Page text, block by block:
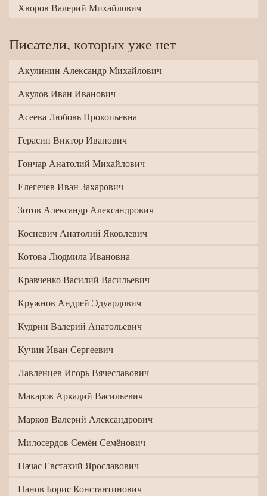
Хворов Валерий Михайлович
Писатели, которых уже нет
Акулинин Александр Михайлович
Акулов Иван Иванович
Асеева Любовь Прокопьевна
Герасин Виктор Иванович
Гончар Анатолий Михайлович
Елегечев Иван Захарович
Зотов Александр Александрович
Косневич Анатолий Яковлевич
Котова Людмила Ивановна
Кравченко Василий Васильевич
Кружнов Андрей Эдуардович
Кудрин Валерий Анатольевич
Кучин Иван Сергеевич
Лавленцев Игорь Вячеславович
Макаров Аркадий Васильевич
Марков Валерий Александрович
Милосердов Семён Семёнович
Начас Евстахий Ярославович
Панов Борис Константинович